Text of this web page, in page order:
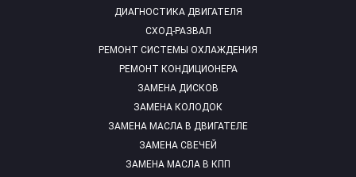
ДИАГНОСТИКА ДВИГАТЕЛЯ
СХОД-РАЗВАЛ
РЕМОНТ СИСТЕМЫ ОХЛАЖДЕНИЯ
РЕМОНТ КОНДИЦИОНЕРА
ЗАМЕНА ДИСКОВ
ЗАМЕНА КОЛОДОК
ЗАМЕНА МАСЛА В ДВИГАТЕЛЕ
ЗАМЕНА СВЕЧЕЙ
ЗАМЕНА МАСЛА В КПП